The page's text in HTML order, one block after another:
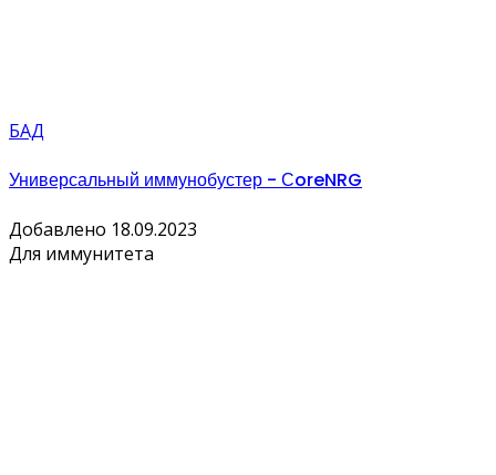
БАД
Универсальный иммунобустер - СoreNRG
Добавлено 18.09.2023
Для иммунитета